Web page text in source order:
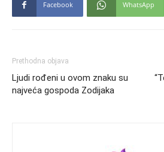
Facebook WhatsApp
Prethodna objava
Ljudi rođeni u ovom znaku su
najveća gospoda Zodijaka